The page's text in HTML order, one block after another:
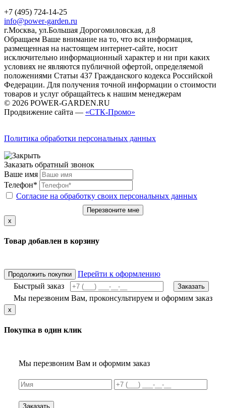
+7 (495) 724-14-25
info@power-garden.ru
г.Москва, ул.Большая Дорогомиловская, д.8
Обращаем Ваше внимание на то, что вся информация,
размещенная на настоящем интернет-сайте, носит
исключительно информационный характер и ни при каких
условиях не являются публичной офертой, определяемой
положениями Статьи 437 Гражданского кодекса Российской
Федерации. Для получения точной информации о стоимости
товаров и услуг обращайтесь к нашим менеджерам
© 2026 POWER-GARDEN.RU
Продвижение сайта — «СТК-Промо»
Политика обработки персональных данных
Заказать обратный звонок
Ваше имя
Телефон*
Согласие на обработку своих персональных данных
Перезвоните мне
x
Товар добавлен в корзину
Продолжить покупки
Перейти к оформлению
Быстрый заказ
Заказать
Мы перезвоним Вам, проконсультируем и оформим заказ
x
Покупка в один клик
Мы перезвоним Вам и оформим заказ
Заказать